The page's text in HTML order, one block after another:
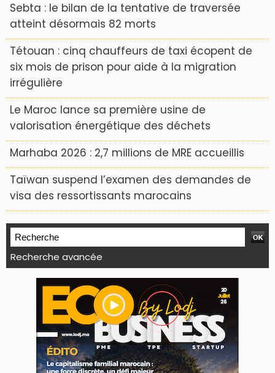
Sebta : le bilan de la tentative de traversée
atteint désormais 82 morts
Tétouan : cinq chauffeurs de taxi écopent de
six mois de prison pour aide à la migration
irrégulière
Le Maroc lance sa première usine de
valorisation énergétique des déchets
Marhaba 2026 : 2,7 millions de MRE accueillis
Taïwan suspend l’examen des demandes de
visa des ressortissants marocains
Recherche avancée